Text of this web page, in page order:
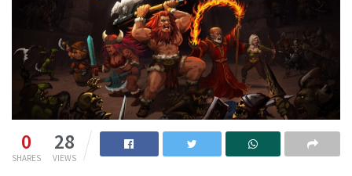
0
SHARES
28
VIEWS